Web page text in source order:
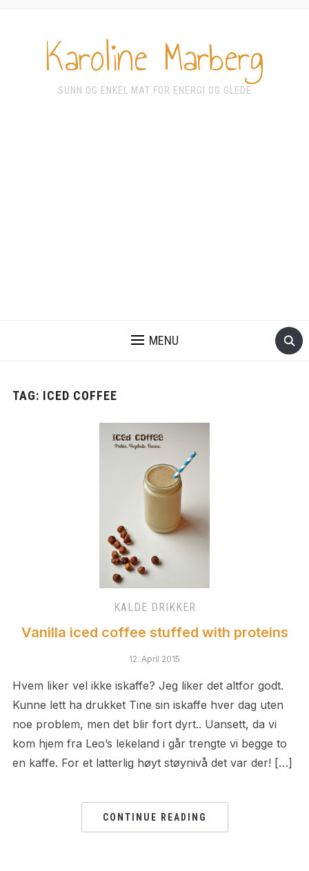
Karoline Marberg
SUNN OG ENKEL MAT FOR ENERGI OG GLEDE
MENU
TAG: ICED COFFEE
KALDE DRIKKER
Vanilla iced coffee stuffed with proteins
12. April 2015
Hvem liker vel ikke iskaffe? Jeg liker det altfor godt.
Kunne lett ha drukket Tine sin iskaffe hver dag uten
noe problem, men det blir fort dyrt.. Uansett, da vi
kom hjem fra Leo’s lekeland i går trengte vi begge to
en kaffe. For et latterlig høyt støynivå det var der! […]
CONTINUE READING